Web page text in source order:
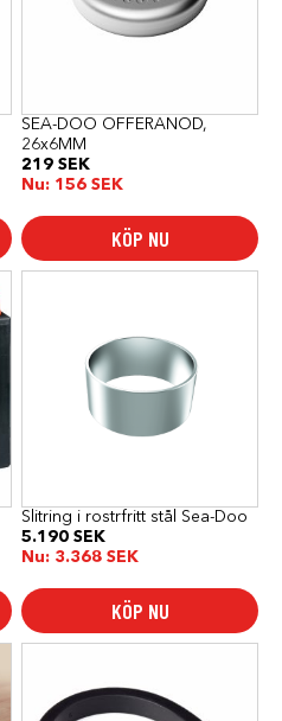
SEA-DOO OFFERANOD,
26x6MM
219 SEK
Nu: 156 SEK
KÖP NU
Slitring i rostrfritt stål Sea-Doo
5.190 SEK
Nu: 3.368 SEK
KÖP NU